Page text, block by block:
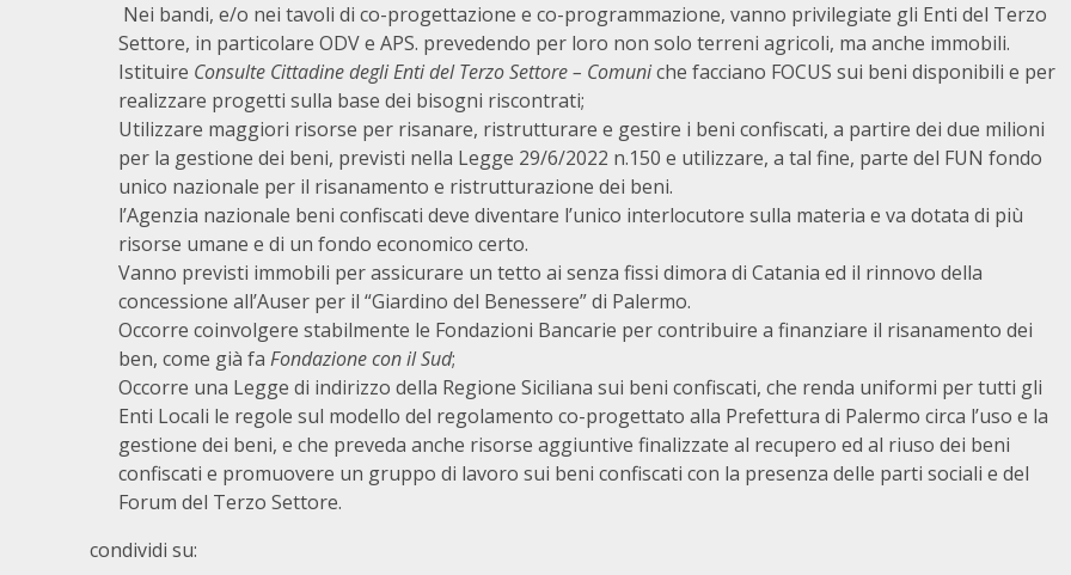
Nei bandi, e/o nei tavoli di co-progettazione e co-programmazione, vanno privilegiate gli Enti del Terzo
Settore, in particolare ODV e APS. prevedendo per loro non solo terreni agricoli, ma anche immobili.
Istituire Consulte Cittadine degli Enti del Terzo Settore – Comuniche facciano FOCUS sui beni disponibili e per
realizzare progetti sulla base dei bisogni riscontrati;
Utilizzare maggiori risorse per risanare, ristrutturare e gestire i beni confiscati, a partire dei due milioni
per la gestione dei beni, previsti nella Legge 29/6/2022 n.150 e utilizzare, a tal fine, parte del FUN fondo
unico nazionale per il risanamento e ristrutturazione dei beni.
l’Agenzia nazionale beni confiscati deve diventare l’unico interlocutore sulla materia e va dotata di più
risorse umane e di un fondo economico certo.
Vanno previsti immobili per assicurare un tetto ai senza fissi dimora di Catania ed il rinnovo della
concessione all’Auser per il “Giardino del Benessere” di Palermo.
Occorre coinvolgere stabilmente le Fondazioni Bancarie per contribuire a finanziare il risanamento dei
ben, come già fa Fondazione con il Sud;
Occorre una Legge di indirizzo della Regione Siciliana sui beni confiscati, che renda uniformi per tutti gli
Enti Locali le regole sul modello del regolamento co-progettato alla Prefettura di Palermo circa l’uso e la
gestione dei beni, e che preveda anche risorse aggiuntive finalizzate al recupero ed al riuso dei beni
confiscati e promuovere un gruppo di lavoro sui beni confiscati con la presenza delle parti sociali e del
Forum del Terzo Settore.
condividi su: